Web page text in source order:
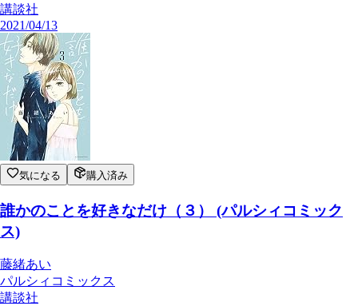
講談社
2021/04/13
気になる 購入済み
誰かのことを好きなだけ（３） (パルシィコミック
ス)
藤緒あい
パルシィコミックス
講談社